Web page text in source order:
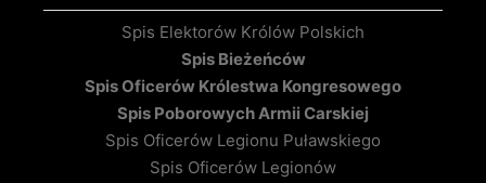
Spis Elektorów Królów Polskich
Spis Bieżeńców
Spis Oficerów Królestwa Kongresowego
Spis Poborowych Armii Carskiej
Spis Oficerów Legionu Puławskiego
Spis Oficerów Legionów